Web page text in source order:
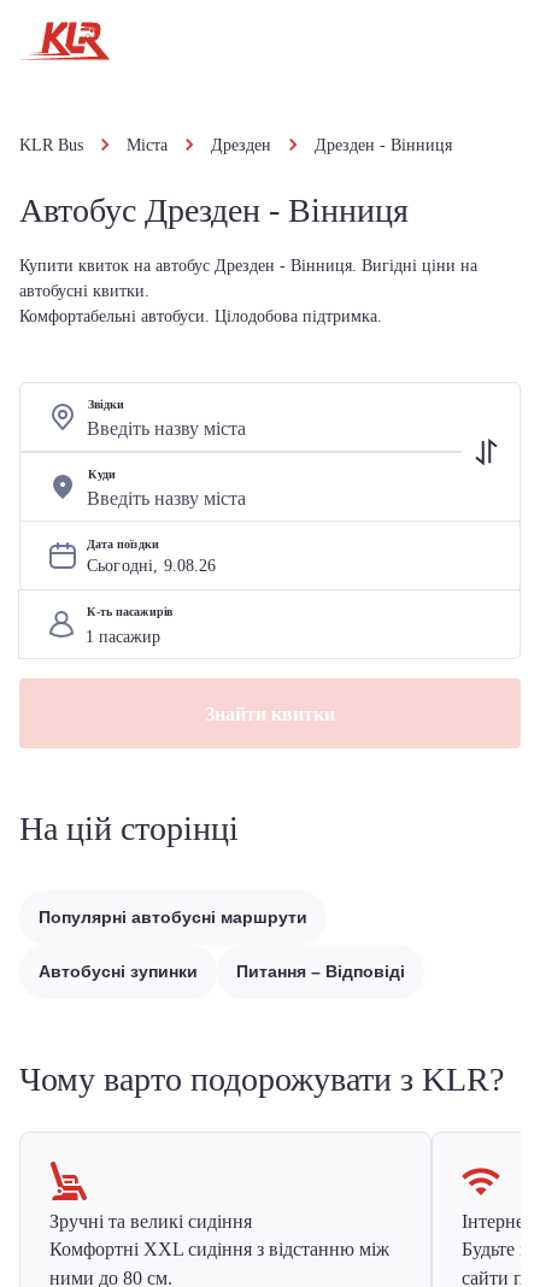
KLR Bus Міста Дрезден Дрезден - Вінниця
Автобус Дрезден - Вінниця
Купити квиток на автобус Дрезден - Вінниця. Вигідні ціни на
автобусні квитки.
Комфортабельні автобуси. Цілодобова підтримка.
Звідки
Куди
Дата поїздки
Сьогодні, 9.08.26
К-ть пасажирів
Знайти квитки
На цій сторінці
Популярні автобусні маршрути
Автобусні зупинки Питання – Відповіді
Чому варто подорожувати з KLR?
Зручні та великі сидіння
Комфортні XXL сидіння з відстанню між
ними до 80 см.
Інтернет
Будьте
сайти